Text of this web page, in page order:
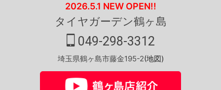
2026.5.1 NEW OPEN!!
タイヤガーデン鶴ヶ島
049-298-3312
埼玉県鶴ヶ島市藤金195-2(地図)